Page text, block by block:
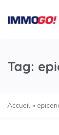
Tag:
Accueil »